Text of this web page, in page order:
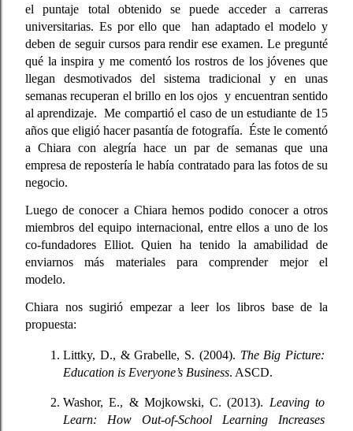
el puntaje total obtenido se puede acceder a carreras
universitarias. Es por ello que  han adaptado el modelo y
deben de seguir cursos para rendir ese examen. Le pregunté
qué la inspira y me comentó los rostros de los jóvenes que
llegan desmotivados del sistema tradicional y en unas
semanas recuperan el brillo en los ojos  y encuentran sentido
al aprendizaje.  Me compartió el caso de un estudiante de 15
años que eligió hacer pasantía de fotografía.  Éste le comentó
a Chiara con alegría hace un par de semanas que una
empresa de repostería le había contratado para las fotos de su
negocio.
Luego de conocer a Chiara hemos podido conocer a otros
miembros del equipo internacional, entre ellos a uno de los
co-fundadores Elliot. Quien ha tenido la amabilidad de
enviarnos más materiales para comprender mejor el
modelo.
Chiara nos sugirió empezar a leer los libros base de la
propuesta:
Littky, D., & Grabelle, S. (2004). The Big Picture:
Education is Everyone’s Business. ASCD.
Washor, E., & Mojkowski, C. (2013). Leaving to
Learn: How Out-of-School Learning Increases